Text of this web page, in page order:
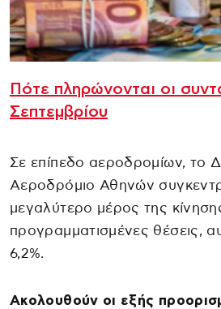
Πότε πληρώνονται οι
Σεπτεμβρίου
Σε επίπεδο αεροδρομίων, το
Αεροδρόμιο Αθηνών
μεγαλύτερο μέρος της
προγραμματισμένες θέσεις,
6,2%.
Ακολουθούν οι εξής